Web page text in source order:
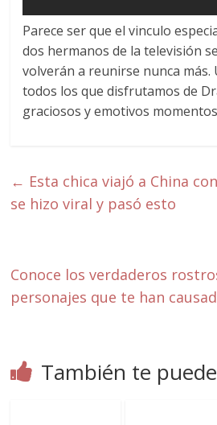
Parece ser que el vinculo
dos hermanos de la televisión
volverán a reunirse nunca más.
todos los que disfrutamos de
graciosos y emotivos
← Esta chica viajó a China
se hizo viral y pasó esto
Conoce los verdaderos
personajes que te han
También te